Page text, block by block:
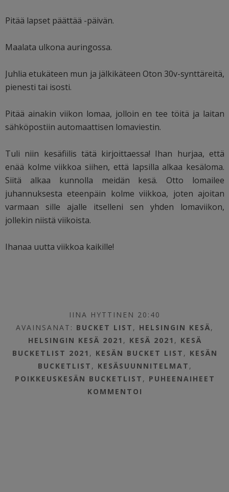
Pitää lapset päättää -päivän.
Maalata ulkona auringossa.
Juhlia etukäteen mun ja jälkikäteen Oton 30v-synttäreitä,
pienesti tai isosti.
Pitää ainakin viikon lomaa, jolloin en tee töitä ja laitan
sähköpostiin automaattisen lomaviestin.
Tuli niin kesäfiilis tätä kirjoittaessa! Ihan hurjaa, että
enää kolme viikkoa siihen, että lapsilla alkaa kesäloma.
Siitä alkaa kunnolla meidän kesä. Otto lomailee
juhannuksesta eteenpäin kolme viikkoa, joten ajoitan
varmaan sille ajalle itselleni sen yhden lomaviikon,
jollekin niistä viikoista.
Ihanaa uutta viikkoa kaikille!
IINA HYTTINEN 20:40
AVAINSANAT: BUCKET LIST , HELSINGIN KESÄ,
HELSINGIN KESÄ 2021 , KESÄ 2021 , KESÄ
BUCKETLIST 2021 , KESÄN BUCKET LIST , KESÄN
BUCKETLIST , KESÄSUUNNITELMAT ,
POIKKEUSKESÄN BUCKETLIST , PUHEENAIHEET
KOMMENTOI